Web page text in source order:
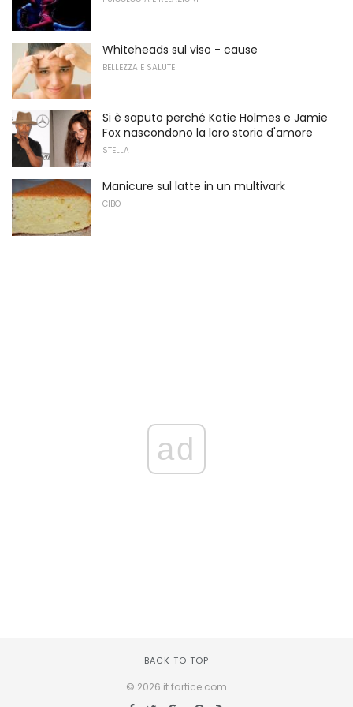
Whiteheads sul viso - cause
BELLEZZA E SALUTE
Si è saputo perché Katie Holmes e Jamie
Fox nascondono la loro storia d'amore
STELLA
Manicure sul latte in un multivark
CIBO
ad
BACK TO TOP
© 2026 it.fartice.com